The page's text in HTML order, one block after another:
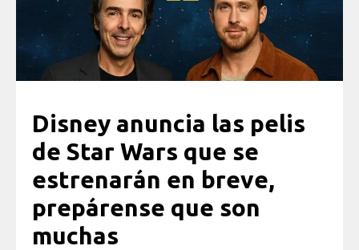
Disney anuncia las pelis
de Star Wars que se
estrenarán en breve,
prepárense que son
muchas